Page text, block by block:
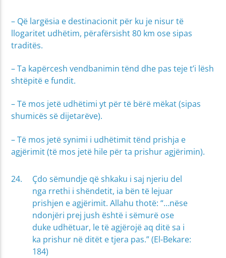
– Që largësia e destinacionit për ku je nisur të
llogaritet udhëtim, përafërsisht 80 km ose sipas
traditës.
– Ta kapërcesh vendbanimin tënd dhe pas teje t’i lësh
shtëpitë e fundit.
– Të mos jetë udhëtimi yt për të bërë mëkat (sipas
shumicës së dijetarëve).
– Të mos jetë synimi i udhëtimit tënd prishja e
agjërimit (të mos jetë hile për ta prishur agjërimin).
Çdo sëmundje që shkaku i saj njeriu del
nga rrethi i shëndetit, ia bën të lejuar
prishjen e agjërimit. Allahu thotë: “…nëse
ndonjëri prej jush është i sëmurë ose
duke udhëtuar, le të agjërojë aq ditë sa i
ka prishur në ditët e tjera pas.” (El-Bekare:
184)